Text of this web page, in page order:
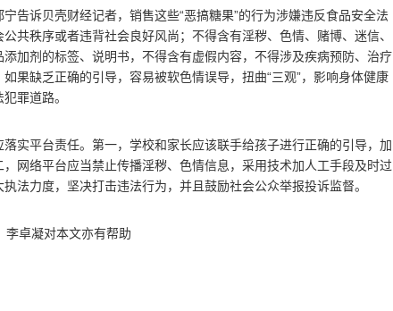
告诉贝壳财经记者，销售这些“恶搞糖果”的行为涉嫌违反食品安全法
共秩序或者违背社会良好风尚；不得含有淫秽、色情、赌博、迷信、
加剂的标签、说明书，不得含有虚假内容，不得涉及疾病预防、治疗
果缺乏正确的引导，容易被软色情误导，扭曲“三观”，影响身体健康
罪道路。
实平台责任。第一，学校和家长应该联手给孩子进行正确的引导，加
网络平台应当禁止传播淫秽、色情信息，采用技术加人工手段及时过
法力度，坚决打击违法行为，并且鼓励社会公众举报投诉监督。
李卓凝对本文亦有帮助